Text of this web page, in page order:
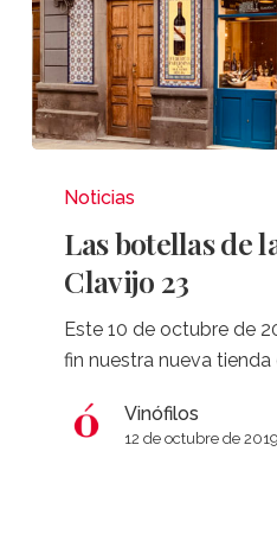
botellas
calle
Viera
Noticias
Las botellas de
Clavijo 23
Este 10 de octubre de
fin nuestra nueva tienda
Vinófilos
12 de octubre de 2019